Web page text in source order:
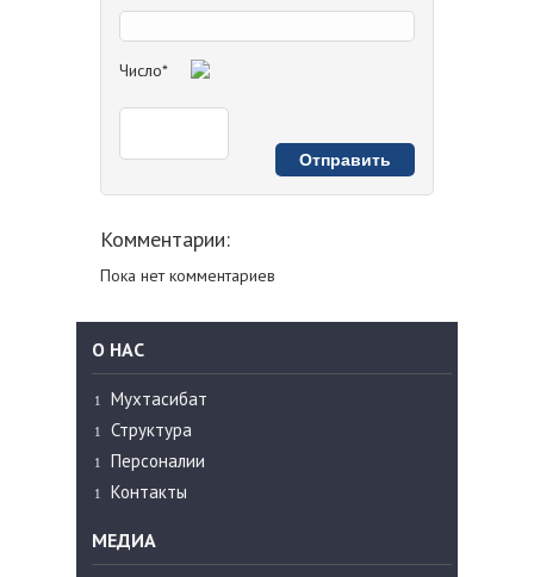
Число*
Комментарии:
Пока нет комментариев
О НАС
Мухтасибат
Структура
Персоналии
Контакты
МЕДИА